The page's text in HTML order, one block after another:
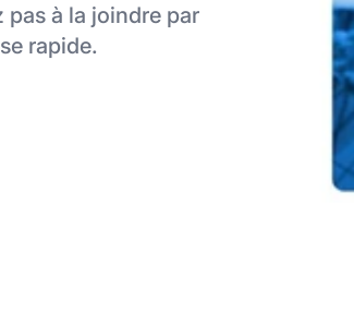
pas à la joindre par
rapide.